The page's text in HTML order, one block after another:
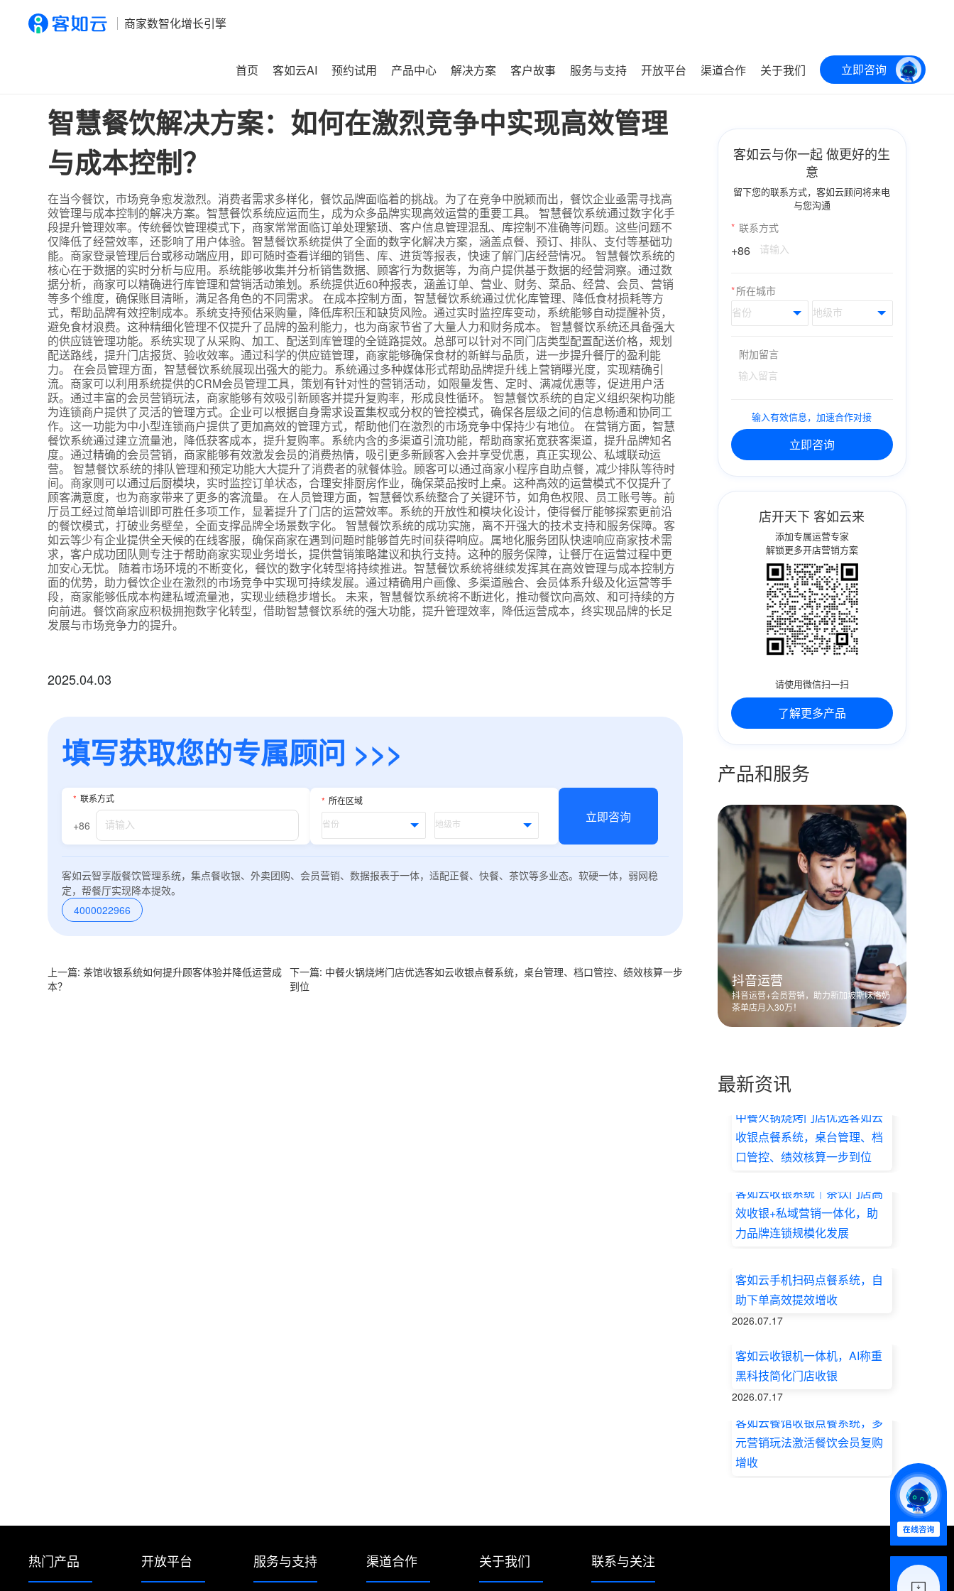
商家数智化增长引擎
首页 客如云AI 预约试用 产品中心 解决方案 客户故事 服务与支持 开放平台 渠道合作 关于我们 立即咨询
智慧餐饮解决方案：如何在激烈竞争中实现高效管理
与成本控制？
在当今餐饮，市场竞争愈发激烈。消费者需求多样化，餐饮品牌面临着的挑战。为了在竞争中脱颖而出，餐饮企业亟需寻找高
效管理与成本控制的解决方案。智慧餐饮系统应运而生，成为众多品牌实现高效运营的重要工具。 智慧餐饮系统通过数字化手
段提升管理效率。传统餐饮管理模式下，商家常常面临订单处理繁琐、客户信息管理混乱、库控制不准确等问题。这些问题不
仅降低了经营效率，还影响了用户体验。智慧餐饮系统提供了全面的数字化解决方案，涵盖点餐、预订、排队、支付等基础功
能。商家登录管理后台或移动端应用，即可随时查看详细的销售、库、进货等报表，快速了解门店经营情况。 智慧餐饮系统的
核心在于数据的实时分析与应用。系统能够收集并分析销售数据、顾客行为数据等，为商户提供基于数据的经营洞察。通过数
据分析，商家可以精确进行库管理和营销活动策划。系统提供近60种报表，涵盖订单、营业、财务、菜品、经营、会员、营销
等多个维度，确保账目清晰，满足各角色的不同需求。 在成本控制方面，智慧餐饮系统通过优化库管理、降低食材损耗等方
式，帮助品牌有效控制成本。系统支持预估采购量，降低库积压和缺货风险。通过实时监控库变动，系统能够自动提醒补货，
避免食材浪费。这种精细化管理不仅提升了品牌的盈利能力，也为商家节省了大量人力和财务成本。 智慧餐饮系统还具备强大
的供应链管理功能。系统实现了从采购、加工、配送到库管理的全链路提效。总部可以针对不同门店类型配置配送价格，规划
配送路线，提升门店报货、验收效率。通过科学的供应链管理，商家能够确保食材的新鲜与品质，进一步提升餐厅的盈利能
力。 在会员管理方面，智慧餐饮系统展现出强大的能力。系统通过多种媒体形式帮助品牌提升线上营销曝光度，实现精确引
流。商家可以利用系统提供的CRM会员管理工具，策划有针对性的营销活动，如限量发售、定时、满减优惠等，促进用户活
跃。通过丰富的会员营销玩法，商家能够有效吸引新顾客并提升复购率，形成良性循环。 智慧餐饮系统的自定义组织架构功能
为连锁商户提供了灵活的管理方式。企业可以根据自身需求设置集权或分权的管控模式，确保各层级之间的信息畅通和协同工
作。这一功能为中小型连锁商户提供了更加高效的管理方式，帮助他们在激烈的市场竞争中保持少有地位。 在营销方面，智慧
餐饮系统通过建立流量池，降低获客成本，提升复购率。系统内含的多渠道引流功能，帮助商家拓宽获客渠道，提升品牌知名
度。通过精确的会员营销，商家能够有效激发会员的消费热情，吸引更多新顾客入会并享受优惠，真正实现公、私域联动运
营。 智慧餐饮系统的排队管理和预定功能大大提升了消费者的就餐体验。顾客可以通过商家小程序自助点餐，减少排队等待时
间。商家则可以通过后厨模块，实时监控订单状态，合理安排厨房作业，确保菜品按时上桌。这种高效的运营模式不仅提升了
顾客满意度，也为商家带来了更多的客流量。 在人员管理方面，智慧餐饮系统整合了关键环节，如角色权限、员工账号等。前
厅员工经过简单培训即可胜任多项工作，显著提升了门店的运营效率。系统的开放性和模块化设计，使得餐厅能够探索更前沿
的餐饮模式，打破业务壁垒，全面支撑品牌全场景数字化。 智慧餐饮系统的成功实施，离不开强大的技术支持和服务保障。客
如云等少有企业提供全天候的在线客服，确保商家在遇到问题时能够首先时间获得响应。属地化服务团队快速响应商家技术需
求，客户成功团队则专注于帮助商家实现业务增长，提供营销策略建议和执行支持。这种的服务保障，让餐厅在运营过程中更
加安心无忧。 随着市场环境的不断变化，餐饮的数字化转型将持续推进。智慧餐饮系统将继续发挥其在高效管理与成本控制方
面的优势，助力餐饮企业在激烈的市场竞争中实现可持续发展。通过精确用户画像、多渠道融合、会员体系升级及化运营等手
段，商家能够低成本构建私域流量池，实现业绩稳步增长。 未来，智慧餐饮系统将不断进化，推动餐饮向高效、和可持续的方
向前进。餐饮商家应积极拥抱数字化转型，借助智慧餐饮系统的强大功能，提升管理效率，降低运营成本，终实现品牌的长足
发展与市场竞争力的提升。
2025.04.03
填写获取您的专属顾问 >>>
* 联系方式
+86
* 所在区域
立即咨询
客如云智享版餐饮管理系统，集点餐收银、外卖团购、会员营销、数据报表于一体，适配正餐、快餐、茶饮等多业态。软硬一体，弱网稳
定，帮餐厅实现降本提效。
4000022966
上一篇: 茶馆收银系统如何提升顾客体验并降低运营成
本？
下一篇: 中餐火锅烧烤门店优选客如云收银点餐系统，桌台管理、档口管控、绩效核算一步
到位
客如云与你一起 做更好的生
意
留下您的联系方式，客如云顾问将来电
与您沟通
* 联系方式
+86
*所在城市
附加留言
输入有效信息，加速合作对接
立即咨询
店开天下 客如云来
添加专属运营专家
解锁更多开店营销方案
请使用微信扫一扫
了解更多产品
产品和服务
抖音运营
抖音运营+会员营销，助力新加坡斯味洛奶
茶单店月入30万！
最新资讯
中餐火锅烧烤门店优选客如云
收银点餐系统，桌台管理、档
口管控、绩效核算一步到位
客如云收银系统｜茶饮门店高
效收银+私域营销一体化，助
力品牌连锁规模化发展
客如云手机扫码点餐系统，自
助下单高效提效增收
2026.07.17
客如云收银机一体机，AI称重
黑科技简化门店收银
2026.07.17
客如云餐馆收银点餐系统，多
元营销玩法激活餐饮会员复购
增收
热门产品 开放平台 服务与支持 渠道合作 关于我们 联系与关注
*联系方式
所属业态
预约试用